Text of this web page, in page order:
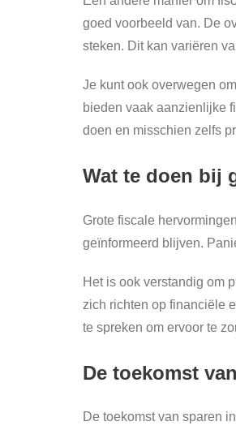
goed voorbeeld van. De
steken. Dit kan variëren
Je kunt ook overwegen
bieden vaak aanzienlijke
doen en misschien zelfs
Wat te doen bij
Grote fiscale
geïnformeerd blijven.
Het is ook verstandig om
zich richten op financiële
te spreken om ervoor te
De toekomst
De toekomst van sparen